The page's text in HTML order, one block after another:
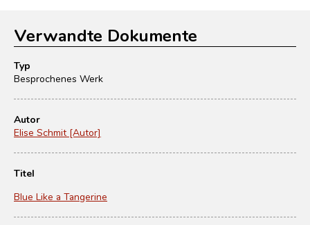
Verwandte Dokumente
Typ
Besprochenes Werk
Autor
Elise Schmit [Autor]
Titel
Blue Like a Tangerine